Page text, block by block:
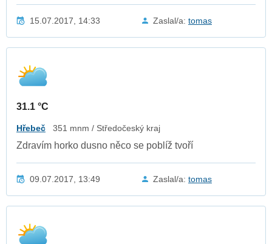
15.07.2017, 14:33 Zaslal/a: tomas
31.1 °C
Hřebeč 351 mnm / Středočeský kraj
Zdravím horko dusno něco se poblíž tvoří
09.07.2017, 13:49 Zaslal/a: tomas